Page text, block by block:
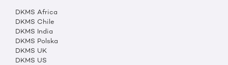
DKMS Africa
DKMS Chile
DKMS India
DKMS Polska
DKMS UK
DKMS US